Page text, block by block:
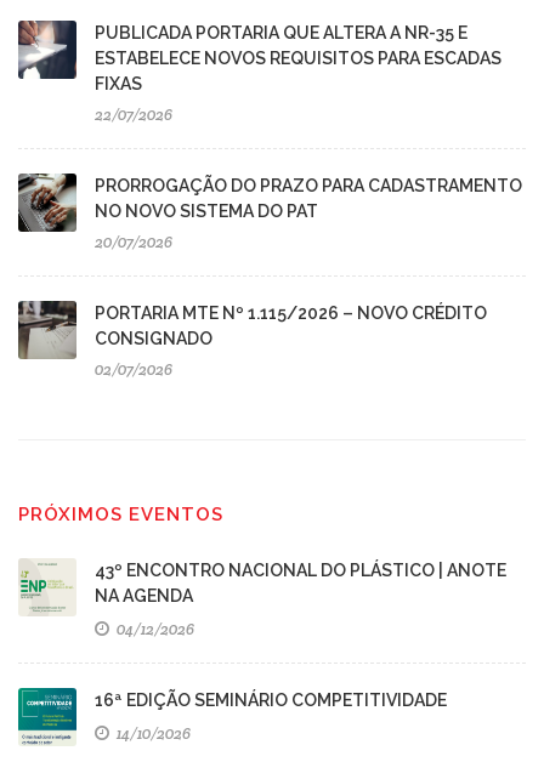
PUBLICADA PORTARIA QUE ALTERA A NR-35 E
ESTABELECE NOVOS REQUISITOS PARA ESCADAS
FIXAS
22/07/2026
PRORROGAÇÃO DO PRAZO PARA CADASTRAMENTO
NO NOVO SISTEMA DO PAT
20/07/2026
PORTARIA MTE Nº 1.115/2026 – NOVO CRÉDITO
CONSIGNADO
02/07/2026
PRÓXIMOS EVENTOS
43º ENCONTRO NACIONAL DO PLÁSTICO | ANOTE
NA AGENDA
04/12/2026
16ª EDIÇÃO SEMINÁRIO COMPETITIVIDADE
14/10/2026